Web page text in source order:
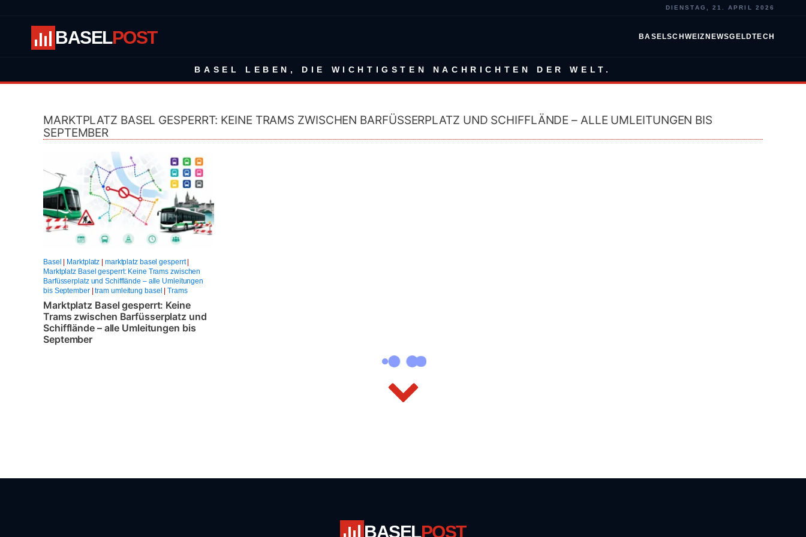
DIENSTAG, 21. APRIL 2026
BASELPOST BASELSCHWEIZ NEWSGELDTECH
BASEL LEBEN, DIE WICHTIGSTEN NACHRICHTEN DER WELT.
MARKTPLATZ BASEL GESPERRT: KEINE TRAMS ZWISCHEN BARFÜSSERPLATZ UND SCHIFFLÄNDE – ALLE UMLEITUNGEN BIS
SEPTEMBER
Basel | Marktplatz | marktplatz basel gesperrt|
Marktplatz Basel gesperrt: Keine Trams zwischen
Barfüsserplatz und Schifflände – alle Umleitungen
bis September|tram umleitung basel |Trams
Marktplatz Basel gesperrt: Keine
Trams zwischen Barfüsserplatz und
Schifflände – alle Umleitungen bis
September
BASELPOST